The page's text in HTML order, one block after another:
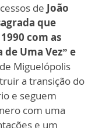
de João
que
com as
de Uma Vez” e
Miguelópolis
a transição do
e seguem
com uma
e um